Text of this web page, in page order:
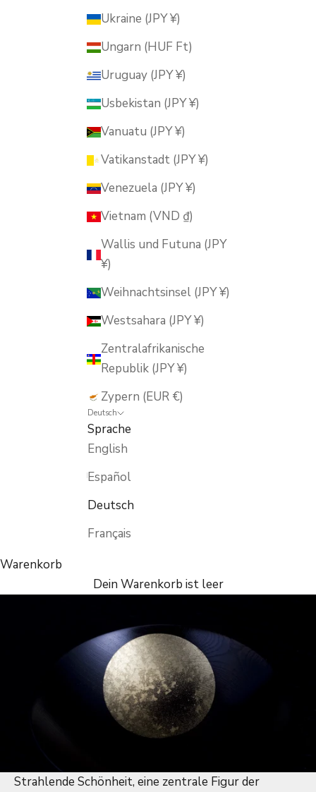
Ukraine (JPY ¥)
Ungarn (HUF Ft)
Uruguay (JPY ¥)
Usbekistan (JPY ¥)
Vanuatu (JPY ¥)
Vatikanstadt (JPY ¥)
Venezuela (JPY ¥)
Vietnam (VND ₫)
Wallis und Futuna (JPY
¥)
Weihnachtsinsel (JPY ¥)
Westsahara (JPY ¥)
Zentralafrikanische
Republik (JPY ¥)
Zypern (EUR €)
Deutsch
Sprache
English
Español
Deutsch
Français
Warenkorb
Dein Warenkorb ist leer
Strahlende Schönheit, eine zentrale Figur der